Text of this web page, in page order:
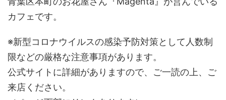
カフェです。
※新型コロナウイルスの感染予防対策として人数制
限などの厳格な注意事項があります。
公式サイトに詳細がありますので、ご一読の上、ご
来店ください。